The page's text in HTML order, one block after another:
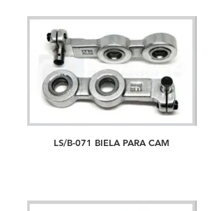
LS/B-071 BIELA PARA CAM